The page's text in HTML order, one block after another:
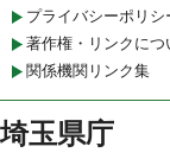
プライバシーポリ
著作権・リンクにつ
関係機関リンク集
埼玉県庁